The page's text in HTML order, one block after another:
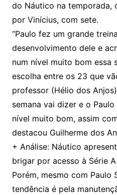
do Náutico na temporada,
por Vinícius, com sete.
“Paulo fez um grande
desenvolvimento dele e
num nível muito bom essa
escolha entre os 23 que
professor (Hélio dos
semana vai dizer e o
nível muito bom, assim
destacou Guilherme dos
+ Análise: Náutico
brigar por acesso à Série A
Porém, mesmo com Paulo
tendência é pela